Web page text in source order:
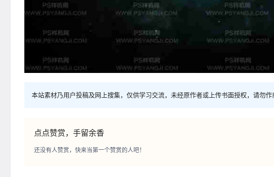
本站素材乃用户投稿及网上搜集，仅供学习交流，未经原作者或上传书面授权，请勿
点点赞赏，手留余香
还没有人赞赏，快来当第一个赞赏的人吧！